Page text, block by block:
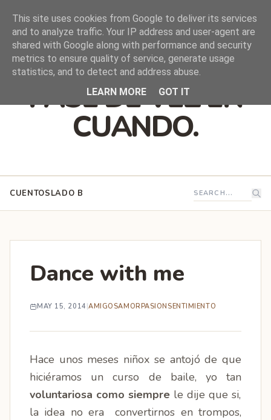
DEJO QUE ESTO
PASE DE VEZ EN
CUANDO.
CUENTOSLADO B
Dance with me
MAY 15, 2014 |AMIGOSAMORPASION SENTIMIENTO
Hace unos meses niñox se antojó de que
hiciéramos un curso de baile, yo tan
voluntariosa como siempre le dije que si,
la idea no era convertirnos en trompos,
This site uses cookies from Google to deliver its services
and to analyze traffic. Your IP address and user-agent are
shared with Google along with performance and security
metrics to ensure quality of service, generate usage
statistics, and to detect and address abuse.
LEARN MORE
GOT IT